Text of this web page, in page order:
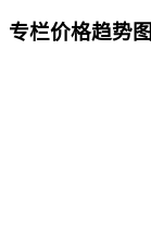
专栏价格趋势图